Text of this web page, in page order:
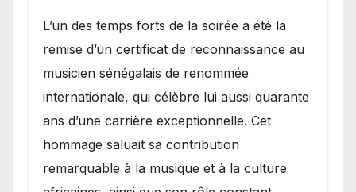
​L’un des temps forts de la soirée a été la
remise d’un certificat de reconnaissance au
musicien sénégalais de renommée
internationale, qui célèbre lui aussi quarante
ans d’une carrière exceptionnelle. Cet
hommage saluait sa contribution
remarquable à la musique et à la culture